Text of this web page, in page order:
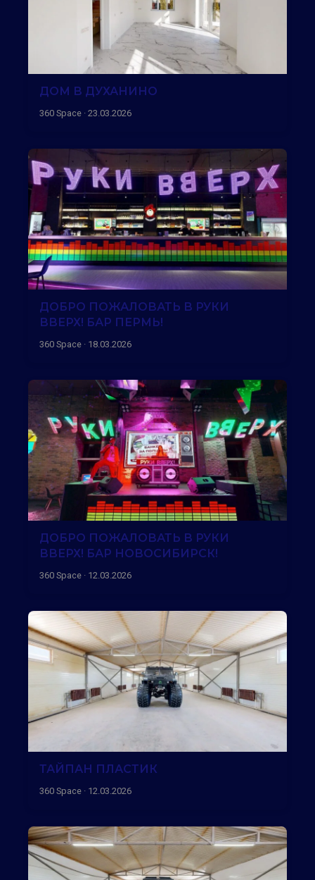
ДОМ В ДУХАНИНО
360 Space · 23.03.2026
ДОБРО ПОЖАЛОВАТЬ В РУКИ
ВВЕРХ! БАР ПЕРМЬ!
360 Space · 18.03.2026
ДОБРО ПОЖАЛОВАТЬ В РУКИ
ВВЕРХ! БАР НОВОСИБИРСК!
360 Space · 12.03.2026
ТАЙПАН ПЛАСТИК
360 Space · 12.03.2026